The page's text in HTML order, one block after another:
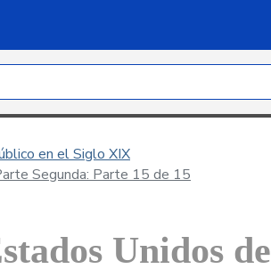
en el Siglo XIX
Segunda: Parte 15 de 15
Unidos de